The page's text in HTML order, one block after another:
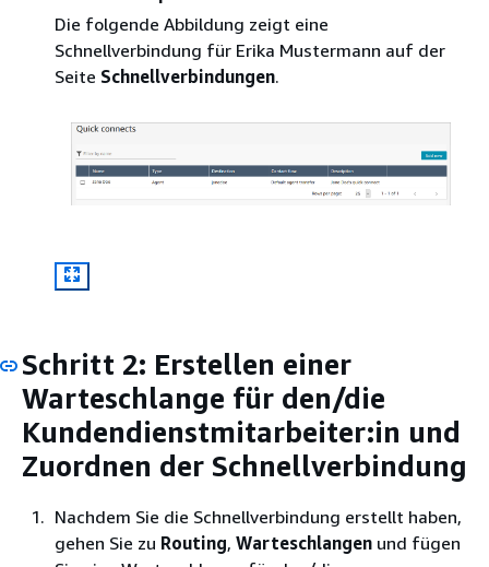
Die folgende Abbildung zeigt eine
Schnellverbindung für Erika Mustermann auf der
Seite Schnellverbindungen.
Schritt 2: Erstellen einer
Warteschlange für den/die
Kundendienstmitarbeiter:in und
Zuordnen der Schnellverbindung
Nachdem Sie die Schnellverbindung erstellt haben,
gehen Sie zu Routing, Warteschlangen und fügen